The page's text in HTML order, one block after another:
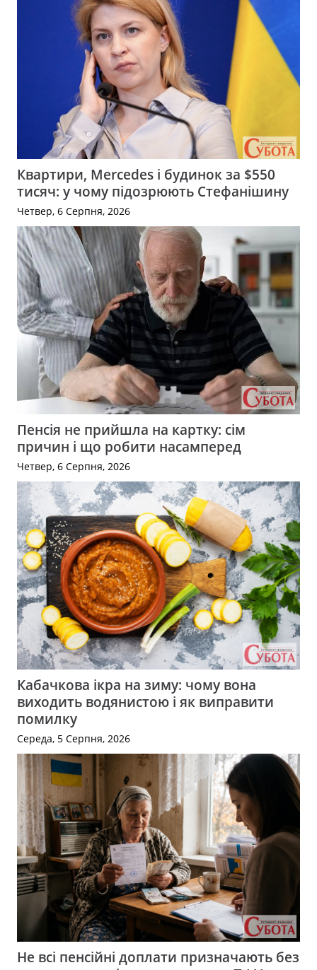
Квартири, Mercedes і будинок за $550
тисяч: у чому підозрюють Стефанішину
Четвер, 6 Серпня, 2026
Пенсія не прийшла на картку: сім
причин і що робити насамперед
Четвер, 6 Серпня, 2026
Кабачкова ікра на зиму: чому вона
виходить водянистою і як виправити
помилку
Середа, 5 Серпня, 2026
Не всі пенсійні доплати призначають без